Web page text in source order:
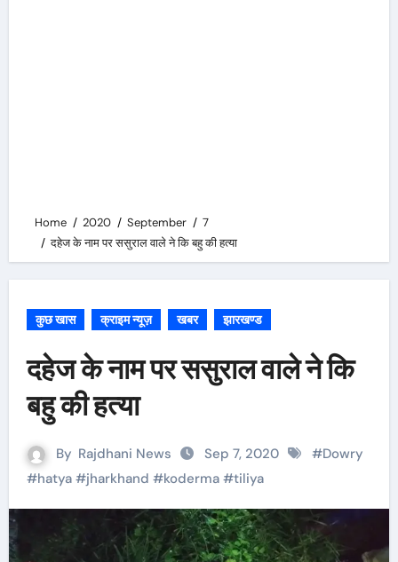
Home 2020 September
7
दहेज के नाम पर ससुराल वाले ने कि बहु की हत्या
कुछ खास क्राइम न्यूज़ खबर झारखण्ड
दहेज के नाम पर ससुराल वाले ने कि
बहु की हत्या
By Rajdhani News Sep 7, 2020 #Dowry
#hatya#jharkhand #koderma#tiliya